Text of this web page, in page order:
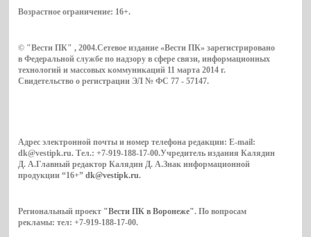
Возрастное ограничение: 16+.
© "Вести ПК" , 2004.Сетевое издание «Вести ПК» зарегистрировано
в Федеральной службе по надзору в сфере связи, информационных
технологий и массовых коммуникаций 11 марта 2014 г.
Свидетельство о регистрации ЭЛ № ФС 77 - 57147.
Адрес электронной почты и номер телефона редакции: E-mail:
dk@vestipk.ru. Тел.: +7-919-188-17-00.Учредитель издания Калядин
Д. А.Главный редактор Калядин Д. А.Знак информационной
продукции “16+”dk@vestipk.ru.
Региональный проект "Вести ПК в Воронеже". По вопросам
рекламы: тел: +7-919-188-17-00.